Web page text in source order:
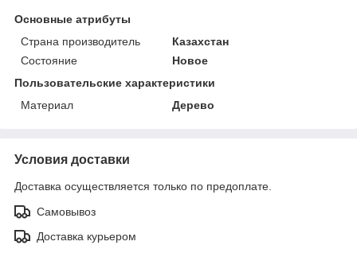
Основные атрибуты
Страна производитель
Казахстан
Состояние
Новое
Пользовательские характеристики
Материал
Дерево
Условия доставки
Доставка осуществляется только по предоплате.
Самовывоз
Доставка курьером